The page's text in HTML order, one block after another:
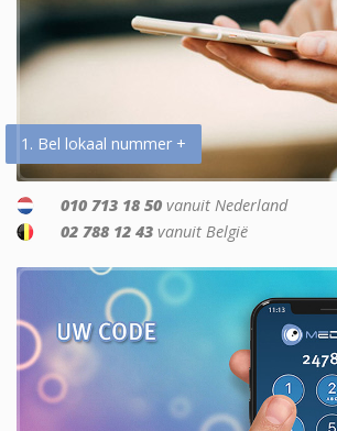
1. Bel lokaal nummer +
010 713 18 50 vanuit Nederland
02 788 12 43 vanuit België